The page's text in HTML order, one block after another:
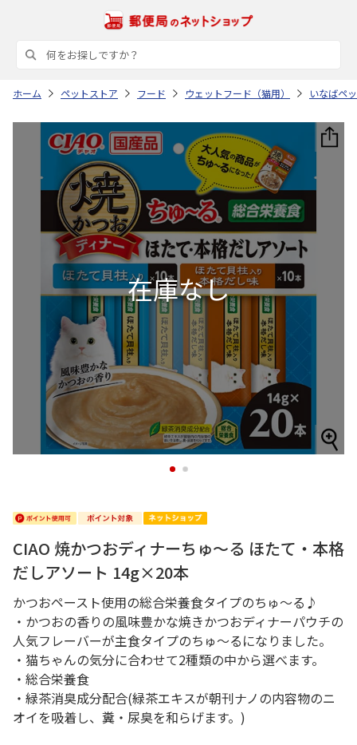
ホーム ペットストア フード ウェットフード（猫用） いなばペ
1 2
CIAO 焼かつおディナーちゅ～る ほたて・本格
だしアソート 14g×20本
かつおペースト使用の総合栄養食タイプのちゅ～る♪
・かつおの香りの風味豊かな焼きかつおディナーパウチの
人気フレーバーが主食タイプのちゅ～るになりました。
・猫ちゃんの気分に合わせて2種類の中から選べます。
・総合栄養食
・緑茶消臭成分配合(緑茶エキスが朝刊ナノの内容物のニ
オイを吸着し、糞・尿臭を和らげます。)